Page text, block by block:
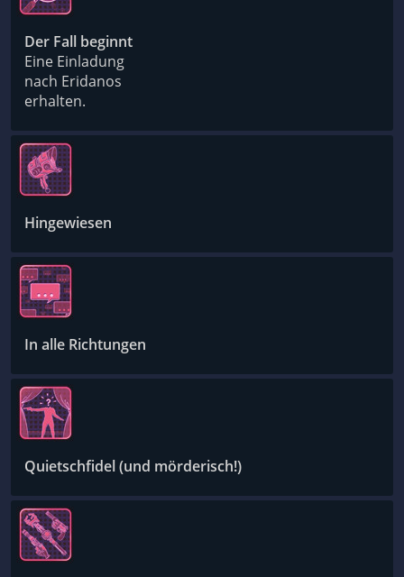
Der Fall beginnt
Eine Einladung
nach Eridanos
erhalten.
Hingewiesen
In alle Richtungen
Quietschfidel (und mörderisch!)